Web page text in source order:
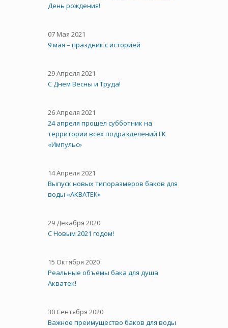
День рождения!
07 Мая 2021
9 мая – праздник с историей
29 Апреля 2021
C Днем Весны и Труда!
26 Апреля 2021
24 апреля прошел субботник на
территории всех подразделений ГК
«Импульс»
14 Апреля 2021
Выпуск новых типоразмеров баков для
воды «АКВАТЕК»
29 Декабря 2020
С Новым 2021 годом!
15 Октября 2020
Реальные объемы бака для душа
Акватек!
30 Сентября 2020
Важное преимущество баков для воды